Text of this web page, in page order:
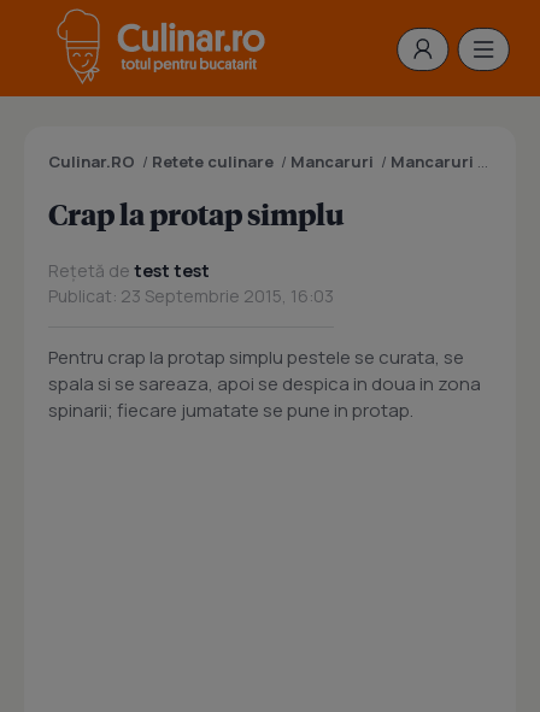
Culinar.RO / Retete culinare / Mancaruri / Mancaruri cu peste
Crap la protap simplu
Rețetă de test test
Publicat: 23 Septembrie 2015, 16:03
Pentru crap la protap simplu pestele se curata, se
spala si se sareaza, apoi se despica in doua in zona
spinarii; fiecare jumatate se pune in protap.